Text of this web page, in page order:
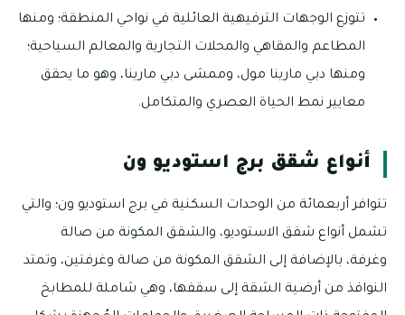
تتوزع الوجهات الترفيهية العائلية في نواحي المنطقة؛ ومنها
المطاعم والمقاهي والمحلات التجارية والمعالم السياحية؛
ومنها دبي مارينا مول، وممشى دبي مارينا، وهو ما يحقق
معايير نمط الحياة العصري والمتكامل.
أنواع شقق برج استوديو ون
تتوافر أربعمائة من الوحدات السكنية في برج استوديو ون؛ والتي
تشمل أنواع شقق الاستوديو، والشقق المكونة من صالة
وغرفة، بالإضافة إلى الشقق المكونة من صالة وغرفتين، وتمتد
النوافذ من أرضية الشقة إلى سقفها، وهي شاملة للمطابخ